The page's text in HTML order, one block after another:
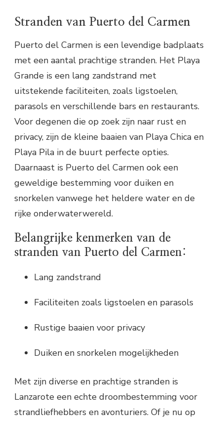
Stranden van Puerto del Carmen
Puerto del Carmen is een levendige badplaats
met een aantal prachtige stranden. Het Playa
Grande is een lang zandstrand met
uitstekende faciliteiten, zoals ligstoelen,
parasols en verschillende bars en restaurants.
Voor degenen die op zoek zijn naar rust en
privacy, zijn de kleine baaien van Playa Chica en
Playa Pila in de buurt perfecte opties.
Daarnaast is Puerto del Carmen ook een
geweldige bestemming voor duiken en
snorkelen vanwege het heldere water en de
rijke onderwaterwereld.
Belangrijke kenmerken van de
stranden van Puerto del Carmen:
Lang zandstrand
Faciliteiten zoals ligstoelen en parasols
Rustige baaien voor privacy
Duiken en snorkelen mogelijkheden
Met zijn diverse en prachtige stranden is
Lanzarote een echte droombestemming voor
strandliefhebbers en avonturiers. Of je nu op